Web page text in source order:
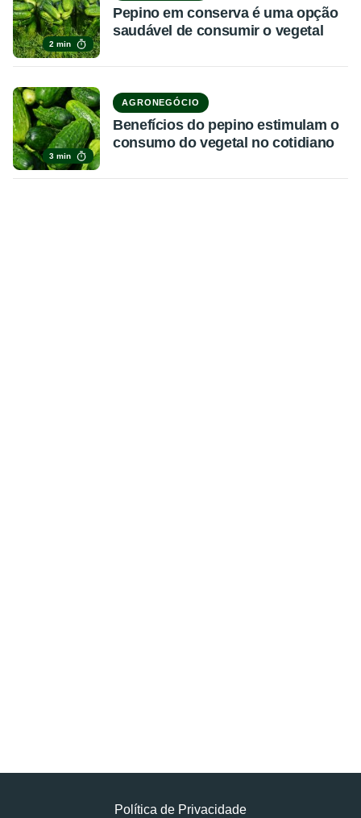
2 min
Pepino em conserva é uma opção
saudável de consumir o vegetal
3 min
AGRONEGÓCIO
Benefícios do pepino estimulam o
consumo do vegetal no cotidiano
Política de Privacidade